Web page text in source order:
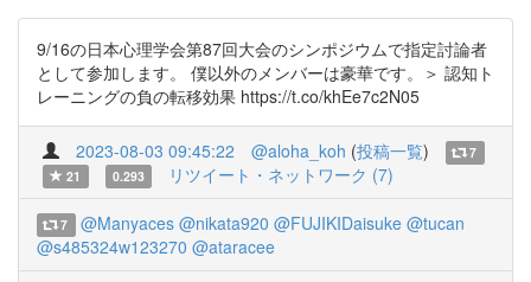
9/16の日本心理学会第87回大会のシンポジウムで指定討論者
として参加します。 僕以外のメンバーは豪華です。＞ 認知ト
レーニングの負の転移効果 https://t.co/khEe7c2N05
2023-08-03 09:45:22 @aloha_koh (投稿一覧)
7
21
0.293 リツイート・ネットワーク (7)
7 @Manyaces @nikata920 @FUJIKIDaisuke @tucan
@s485324w123270 @ataracee